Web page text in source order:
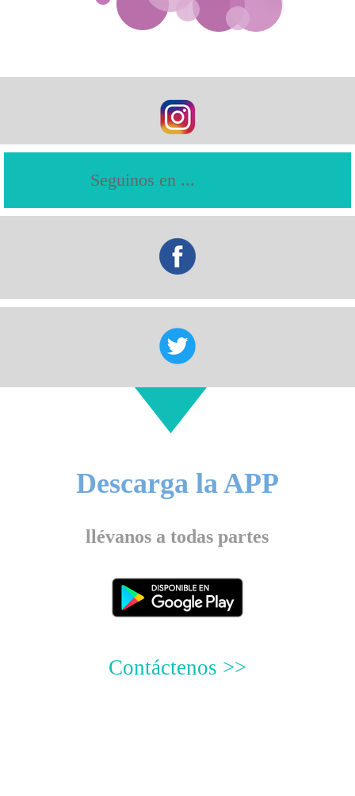
Seguinos en ...
Nuestras Redes Sociales
Descarga la APP
llévanos a todas partes
Contáctenos >>